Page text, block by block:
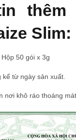
thêm
Slim:
50 gói x 3g
từ ngày sản xuất.
nơi khô ráo thoáng